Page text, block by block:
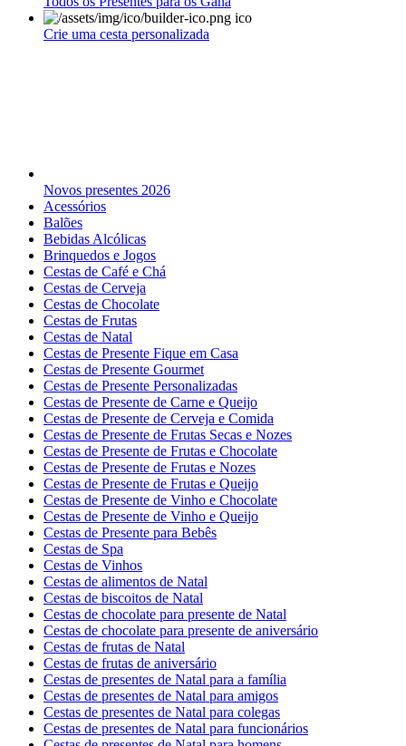
Crie uma cesta personalizada
Novos presentes 2026
Acessórios
Balões
Bebidas Alcólicas
Brinquedos e Jogos
Cestas de Café e Chá
Cestas de Cerveja
Cestas de Chocolate
Cestas de Frutas
Cestas de Natal
Cestas de Presente Fique em Casa
Cestas de Presente Gourmet
Cestas de Presente Personalizadas
Cestas de Presente de Carne e Queijo
Cestas de Presente de Cerveja e Comida
Cestas de Presente de Frutas Secas e Nozes
Cestas de Presente de Frutas e Chocolate
Cestas de Presente de Frutas e Nozes
Cestas de Presente de Frutas e Queijo
Cestas de Presente de Vinho e Chocolate
Cestas de Presente de Vinho e Queijo
Cestas de Presente para Bebês
Cestas de Spa
Cestas de Vinhos
Cestas de alimentos de Natal
Cestas de biscoitos de Natal
Cestas de chocolate para presente de Natal
Cestas de chocolate para presente de aniversário
Cestas de frutas de Natal
Cestas de frutas de aniversário
Cestas de presentes de Natal para a família
Cestas de presentes de Natal para amigos
Cestas de presentes de Natal para colegas
Cestas de presentes de Natal para funcionários